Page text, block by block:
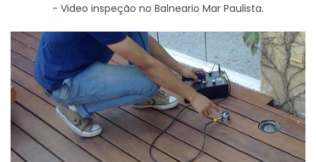
- Video inspeção no Balneario Mar Paulista.